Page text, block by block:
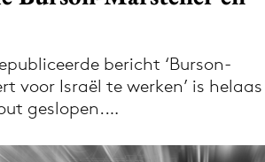
nieuws via de Adformatie
Nieuws app
bericht ‘Burson-
voor Israël te werken’ is helaas
geslopen.…